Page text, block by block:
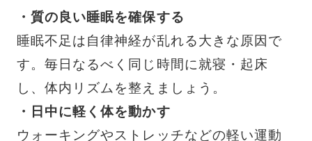
・質の良い睡眠を確保する
睡眠不足は自律神経が乱れる大きな原因で
す。毎日なるべく同じ時間に就寝・起床
し、体内リズムを整えましょう。
・日中に軽く体を動かす
ウォーキングやストレッチなどの軽い運動